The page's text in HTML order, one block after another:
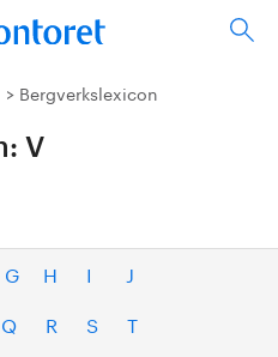
Bergverkslexicon
V
G H I
J
Q R S
T